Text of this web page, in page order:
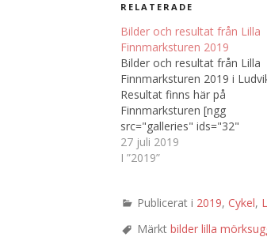
RELATERADE
Bilder och resultat från Lilla
Finnmarksturen 2019
Bilder och resultat från Lilla
Finnmarksturen 2019 i
Resultat finns här på
Finnmarksturen [ngg
src="galleries" ids="32"
display="thumbnail"
thumbnail_crop="0"
animate_images_delay="250"
27 juli 2019
I ”2019”
Publicerat i 2019, Cykel,
Märkt bilder lilla